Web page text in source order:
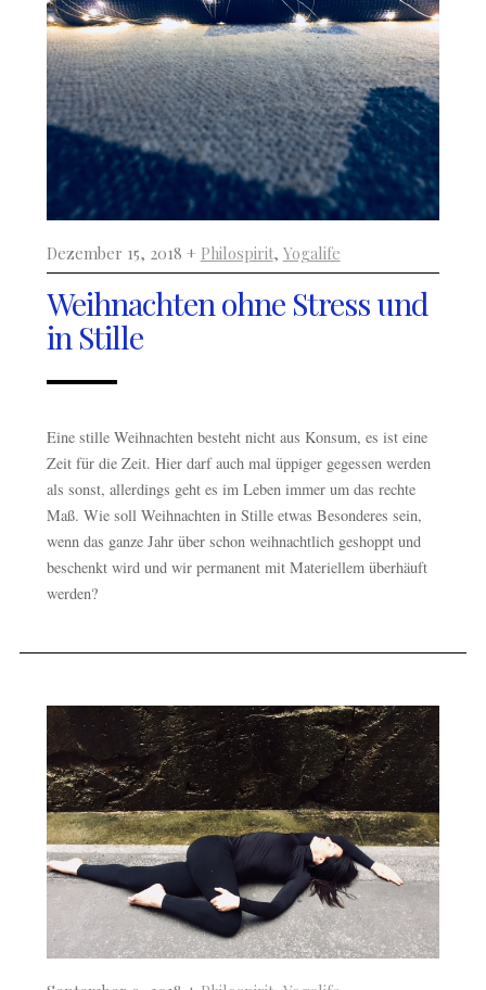
Dezember 15, 2018 + Philospirit, Yogalife
Weihnachten ohne Stress und
in Stille
Eine stille Weihnachten besteht nicht aus Konsum, es ist eine
Zeit für die Zeit. Hier darf auch mal üppiger gegessen werden
als sonst, allerdings geht es im Leben immer um das rechte
Maß. Wie soll Weihnachten in Stille etwas Besonderes sein,
wenn das ganze Jahr über schon weihnachtlich geshoppt und
beschenkt wird und wir permanent mit Materiellem überhäuft
werden?